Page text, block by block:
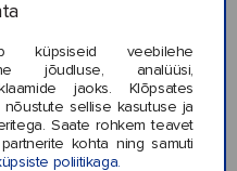
küpsiseid veebilehe
jõudluse, analüüsi,
jaoks. Klõpsates
nõustute sellise kasutuse ja
Saate rohkem teavet
kohta ning samuti
poliitikaga.